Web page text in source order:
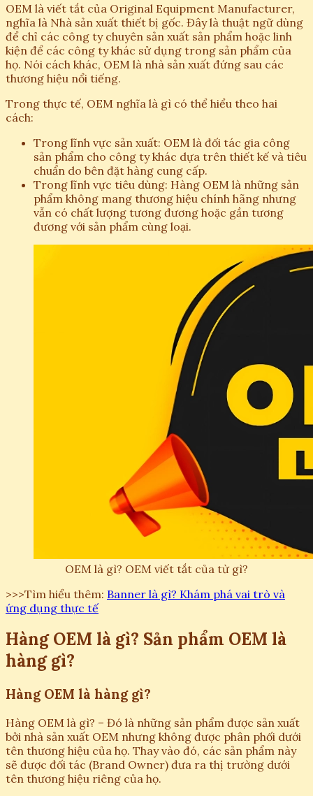
OEM là viết tắt của Original Equipment Manufacturer,
nghĩa là Nhà sản xuất thiết bị gốc. Đây là thuật ngữ dùng
để chỉ các công ty chuyên sản xuất sản phẩm hoặc linh
kiện để các công ty khác sử dụng trong sản phẩm của
họ. Nói cách khác, OEM là nhà sản xuất đứng sau các
thương hiệu nổi tiếng.
Trong thực tế, OEM nghĩa là gì có thể hiểu theo hai
cách:
Trong lĩnh vực sản xuất: OEM là đối tác gia công
sản phẩm cho công ty khác dựa trên thiết kế và tiêu
chuẩn do bên đặt hàng cung cấp.
Trong lĩnh vực tiêu dùng: Hàng OEM là những sản
phẩm không mang thương hiệu chính hãng nhưng
vẫn có chất lượng tương đương hoặc gần tương
đương với sản phẩm cùng loại.
OEM là gì? OEM viết tắt của từ gì?
>>>Tìm hiểu thêm: Banner là gì? Khám phá vai trò và
ứng dụng thực tế
Hàng OEM là gì? Sản phẩm OEM là
hàng gì?
Hàng OEM là hàng gì?
Hàng OEM là gì? – Đó là những sản phẩm được sản xuất
bởi nhà sản xuất OEM nhưng không được phân phối dưới
tên thương hiệu của họ. Thay vào đó, các sản phẩm này
sẽ được đối tác (Brand Owner) đưa ra thị trường dưới
tên thương hiệu riêng của họ.